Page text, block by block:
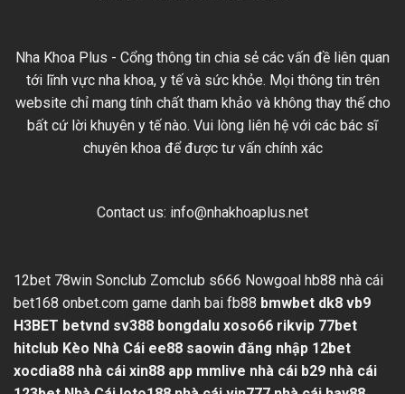
Nha Khoa Plus - Cổng thông tin chia sẻ các vấn đề liên quan
tới lĩnh vực nha khoa, y tế và sức khỏe. Mọi thông tin trên
website chỉ mang tính chất tham khảo và không thay thế cho
bất cứ lời khuyên y tế nào. Vui lòng liên hệ với các bác sĩ
chuyên khoa để được tư vấn chính xác
Contact us: info@nhakhoaplus.net
12bet 78win Sonclub Zomclub s666 Nowgoal hb88 nhà cái
bet168 onbet.com game danh bai fb88 bmwbet dk8 vb9
H3BET betvnd sv388 bongdalu xoso66 rikvip 77bet
hitclub Kèo Nhà Cái ee88 saowin đăng nhập 12bet
xocdia88 nhà cái xin88 app mmlive nhà cái b29 nhà cái